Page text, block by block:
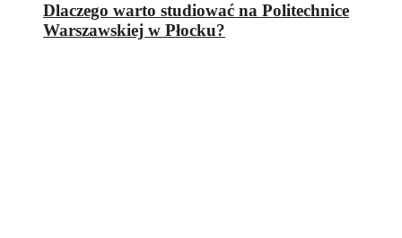
Dlaczego warto studiować na Politechnice
Warszawskiej w Płocku?